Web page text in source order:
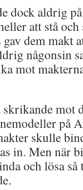
dock aldrig
att stå
gav dem makt
någonsin
mot
mot
på
skulle
in. Men när
och lösa så